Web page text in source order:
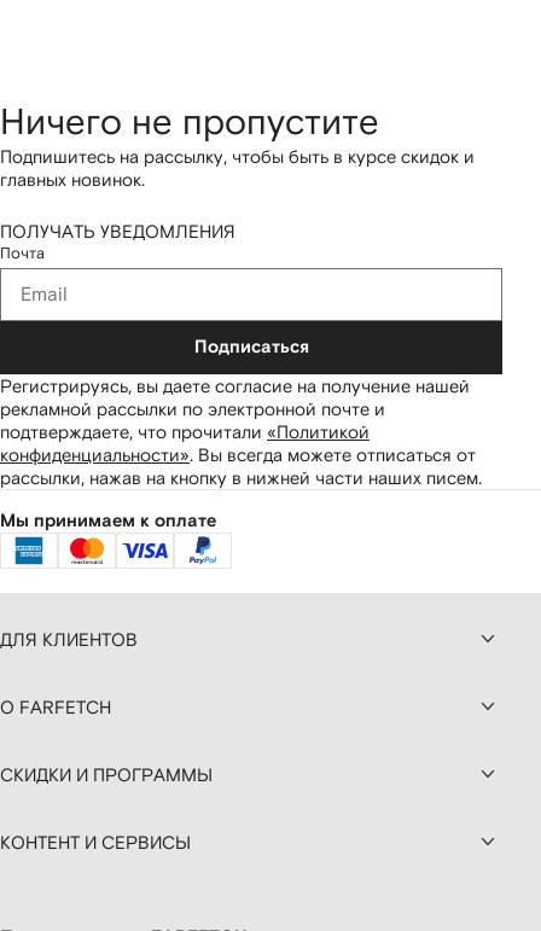
Ничего не пропустите
Подпишитесь на рассылку, чтобы быть в курсе скидок и
главных новинок.
ПОЛУЧАТЬ УВЕДОМЛЕНИЯ
Почта
Подписаться
Регистрируясь, вы даете согласие на получение нашей
рекламной рассылки по электронной почте и
подтверждаете, что прочитали «Политикой
конфиденциальности» Вы всегда можете отписаться от
рассылки, нажав на кнопку в нижней части наших писем.
Мы принимаем к оплате
ДЛЯ КЛИЕНТОВ
О FARFETCH
СКИДКИ И ПРОГРАММЫ
КОНТЕНТ И СЕРВИСЫ